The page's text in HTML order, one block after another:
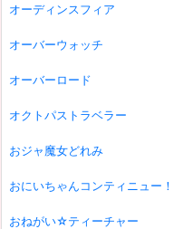
オーディンスフィア
オーバーウォッチ
オーバーロード
オクトパストラベラー
おジャ魔女どれみ
おにいちゃんコンティニュー！
おねがい☆ティーチャー